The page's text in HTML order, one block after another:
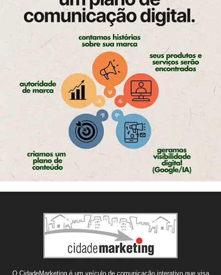
O CidadeMarketing é um veículo de comunicação interativo que visa